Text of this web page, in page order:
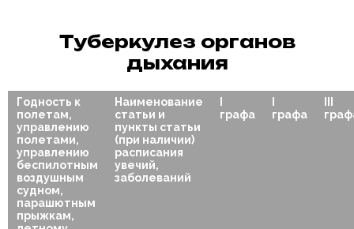
Туберкулез органов
дыхания
Годность к
полетам,
управлению
полетами,
управлению
беспилотным
воздушным
судном,
парашютным
прыжкам,
Наименование
статьи и
пункты статьи
(при наличии)
расписания
увечий,
заболеваний
графа
графа